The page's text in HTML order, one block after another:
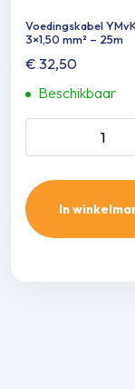
Voedingskabel
3×1,50 mm² – 25m
€ 32,50
Beschikbaar
In